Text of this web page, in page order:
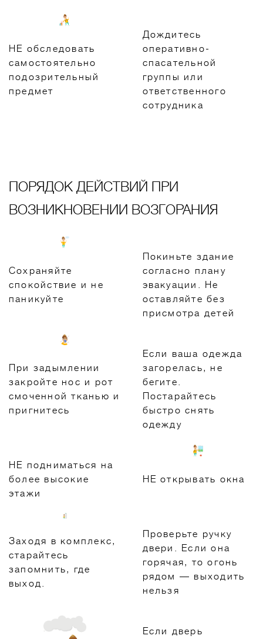
НЕ обследовать
самоcтоятельно
подозрительный
предмет
Дождитесь
оперативно-
спасательной
группы или
ответственного
сотрудника
ПОРЯДОК ДЕЙСТВИЙ ПРИ
ВОЗНИКНОВЕНИИ ВОЗГОРАНИЯ
Сохраняйте
спокойствие и не
паникуйте
Покиньте здание
согласно плану
эвакуации. Не
оставляйте без
присмотра детей
При задымлении
закройте нос и рот
смоченной тканью и
пригнитесь
Если ваша одежда
загорелась, не
бегите.
Постарайтесь
быстро снять
одежду
НЕ подниматься на
более высокие
этажи
НЕ открывать окна
Заходя в комплекс,
старайтесь
запомнить, где
выход.
Проверьте ручку
двери. Если она
горячая, то огонь
рядом — выходить
нельзя
Если дверь